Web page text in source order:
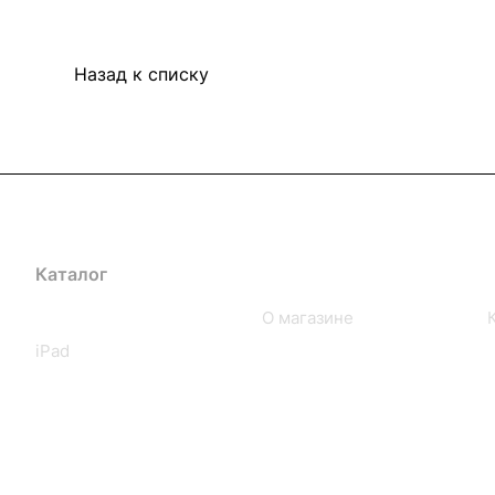
Назад к списку
Каталог
iPad
О магазине